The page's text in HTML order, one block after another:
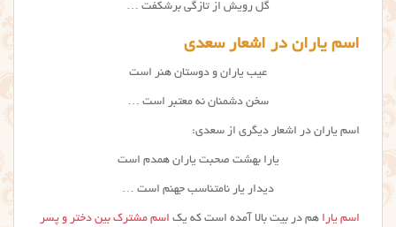
گل رویش از تازگی برشکفت …
اسم یاران در اشعار سعدی
عیب یاران و دوستان هنر است
سخن دشمنان نه معتبر است …
اسم یاران در اشعار دیگری از سعدی:
یارا بهشت صحبت یاران همدم است
دیدار یار نامتناسب جهنم است …
اسم یارا هم در بیت بالا آمده است که یک اسم مشترک بین دختر و پسر